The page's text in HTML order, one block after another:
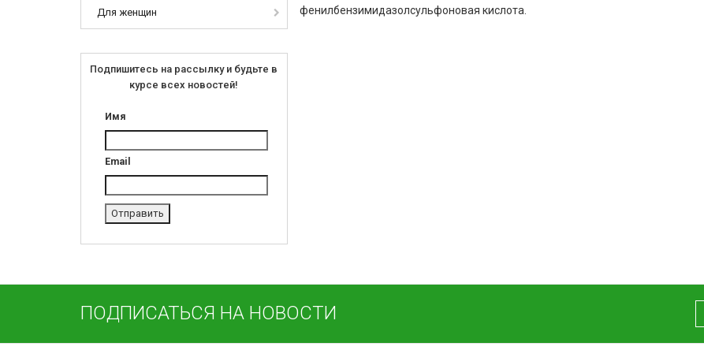
Для женщин
Подпишитесь на рассылку и будьте в
курсе всех новостей!
Имя
Email
фенилбензимидазолсульфоновая кислота.
ПОДПИСАТЬСЯ НА НОВОСТИ